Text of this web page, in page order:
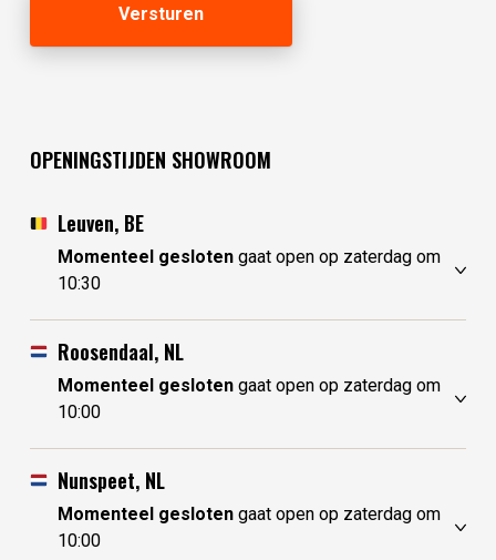
OPENINGSTIJDEN SHOWROOM
Leuven, BE
Momenteel geslotengaat open op zaterdag om
10:30
zaterdag
maandag
donderdag
Roosendaal, NL
Momenteel geslotengaat open op zaterdag om
10:00
zaterdag
maandag
10:00 - 17:30
Nunspeet, NL
Momenteel geslotengaat open op zaterdag om
10:00